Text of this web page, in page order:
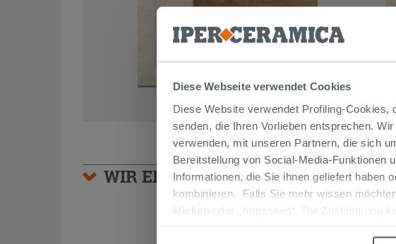
Diese Webseite verwendet Cookies
Diese Website verwendet Profiling-
senden, die Ihren Vorlieben entsprechen.
verwenden, mit unseren Partnern, die sich
Bereitstellung von Social-Media-Funktionen
Informationen, die Sie ihnen geliefert haben
kombinieren. Falls Sie mehr wissen
klicken
oder „Anpassen“. Die Zustimmung
WIR EMPFEHLEN IHNEN AUCH…